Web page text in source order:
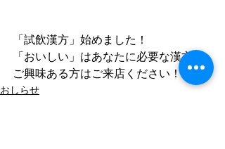
「試飲漢方」始めました！
「おいしい」はあなたに必要な漢方！
ご興味ある方はご来店ください！
おしらせ